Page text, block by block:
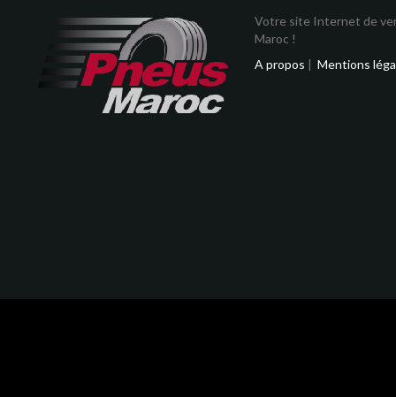
Votre site Internet de
Maroc !
A propos | Mentions